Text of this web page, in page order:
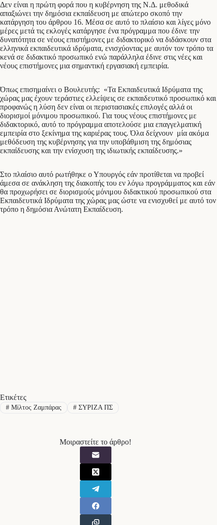
Δεν είναι η πρώτη φορά που η κυβέρνηση της Ν.Δ. μεθοδικά
απαξιώνει την δημόσια εκπαίδευση με απώτερο σκοπό την
κατάργηση του άρθρου 16. Μέσα σε αυτό το πλαίσιο και λίγες μόνο
μέρες μετά τις εκλογές κατάργησε ένα πρόγραμμα που έδινε την
δυνατότητα σε νέους επιστήμονες με διδακτορικό να διδάσκουν στα
ελληνικά εκπαιδευτικά ιδρύματα, ενισχύοντας με αυτόν τον τρόπο τα
κενά σε διδακτικό προσωπικό ενώ παράλληλα έδινε στις νέες και
νέους επιστήμονες μια σημαντική εργασιακή εμπειρία.
Όπως επισημαίνει ο Βουλευτής: «Τα Εκπαιδευτικά Ιδρύματα της
χώρας μας έχουν τεράστιες ελλείψεις σε εκπαιδευτικό προσωπικό και
προφανώς η λύση δεν είναι οι περιστασιακές επιλογές αλλά οι
διορισμοί μόνιμου προσωπικού. Για τους νέους επιστήμονες με
διδακτορικό, αυτό το πρόγραμμα αποτελούσε μια επαγγελματική
εμπειρία στο ξεκίνημα της καριέρας τους. Όλα δείχνουν μία ακόμα
μεθόδευση της κυβέρνησης για την υποβάθμιση της δημόσιας
εκπαίδευσης και την ενίσχυση της ιδιωτικής εκπαίδευσης.»
Στο πλαίσιο αυτό ρωτήθηκε ο Υπουργός εάν προτίθεται να προβεί
άμεσα σε ανάκληση της διακοπής του εν λόγω προγράμματος και εάν
θα προχωρήσει σε διορισμούς μόνιμου διδακτικού προσωπικού στα
Εκπαιδευτικά Ιδρύματα της χώρας μας ώστε να ενισχυθεί με αυτό τον
τρόπο η δημόσια Ανώτατη Εκπαίδευση.
Ετικέτες
#Μίλτος Ζαμπάρας #ΣΥΡΙΖΑ ΠΣ
Μοιραστείτε το άρθρο!